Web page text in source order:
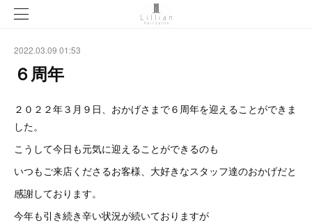
2022.03.09 01:53
６周年
２０２２年３月９日、おかげさまで６周年を迎えることができま
した。
こうして今日も元気に迎えることができるのも
いつもご来店くださるお客様、大好きなスタッフ達のおかげだと
感謝しております。
今年も引き続き辛い状況が続いておりますが